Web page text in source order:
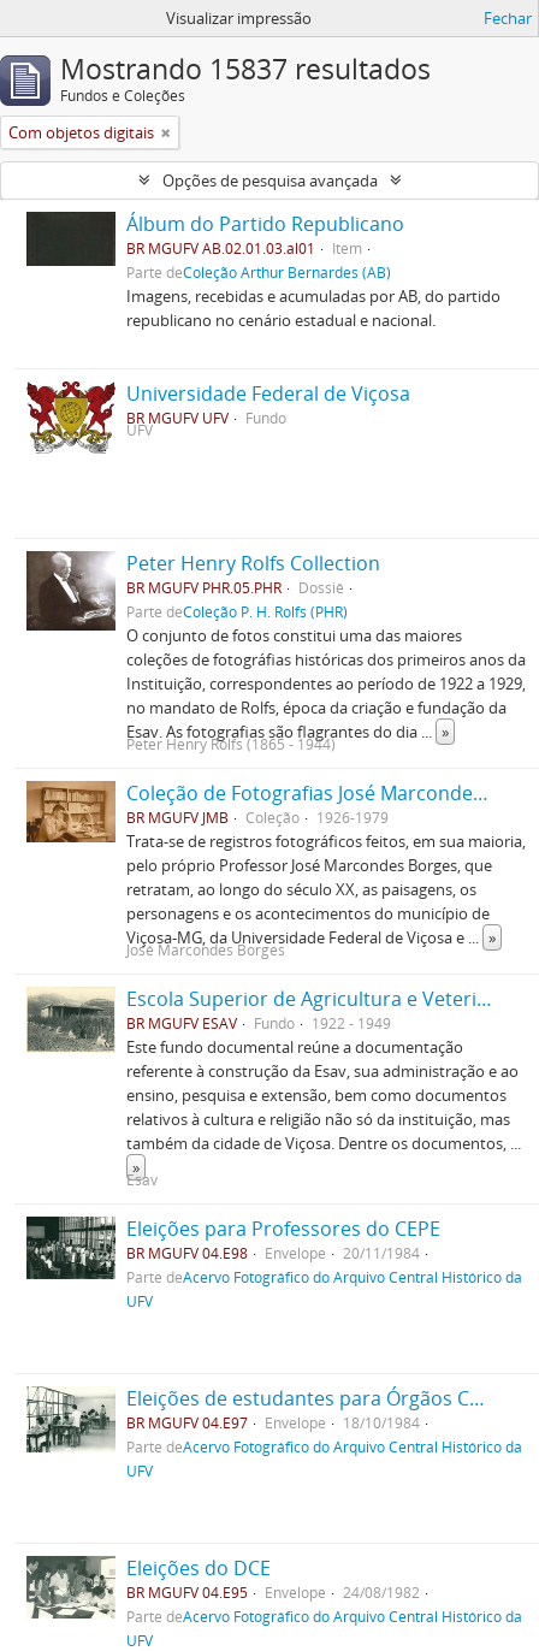
Visualizar impressão Fechar
Mostrando 15837 resultados
Fundos e Coleções
Com objetos digitais
Opções de pesquisa avançada
Álbum do Partido Republicano
BR MGUFV AB.02.01.03.al01
Item
Parte deColeção Arthur Bernardes (AB)
Imagens, recebidas e acumuladas por AB, do partido
republicano no cenário estadual e nacional.
Universidade Federal de Viçosa
BR MGUFV UFV Fundo
UFV
Peter Henry Rolfs Collection
BR MGUFV PHR.05.PHR
Dossiê
Parte deColeção P. H. Rolfs (PHR)
O conjunto de fotos constitui uma das maiores
coleções de fotográfias históricas dos primeiros anos da
Instituição, correspondentes ao período de 1922 a 1929,
no mandato de Rolfs, época da criação e fundação da
Esav. As fotografias são flagrantes do dia ... »
Peter Henry Rolfs (1865 - 1944)
Coleção de Fotografias José Marcondes Borges
BR MGUFV JMB Coleção 1926-1979
Trata-se de registros fotográficos feitos, em sua maioria,
pelo próprio Professor José Marcondes Borges, que
retratam, ao longo do século XX, as paisagens, os
personagens e os acontecimentos do município de
Viçosa-MG, da Universidade Federal de Viçosa e ... »
José Marcondes Borges
Escola Superior de Agricultura e Veterinária (ESAV)
BR MGUFV ESAV Fundo 1922 - 1949
Este fundo documental reúne a documentação
referente à construção da Esav, sua administração e ao
ensino, pesquisa e extensão, bem como documentos
relativos à cultura e religião não só da instituição, mas
também da cidade de Viçosa. Dentre os documentos, ...
»
Esav
Eleições para Professores do CEPE
BR MGUFV 04.E98 Envelope
20/11/1984
Parte deAcervo Fotográfico do Arquivo Central Histórico da
UFV
Eleições de estudantes para Órgãos Colegiados
BR MGUFV 04.E97 Envelope
18/10/1984
Parte deAcervo Fotográfico do Arquivo Central Histórico da
UFV
Eleições do DCE
BR MGUFV 04.E95 Envelope
24/08/1982
Parte deAcervo Fotográfico do Arquivo Central Histórico da
UFV